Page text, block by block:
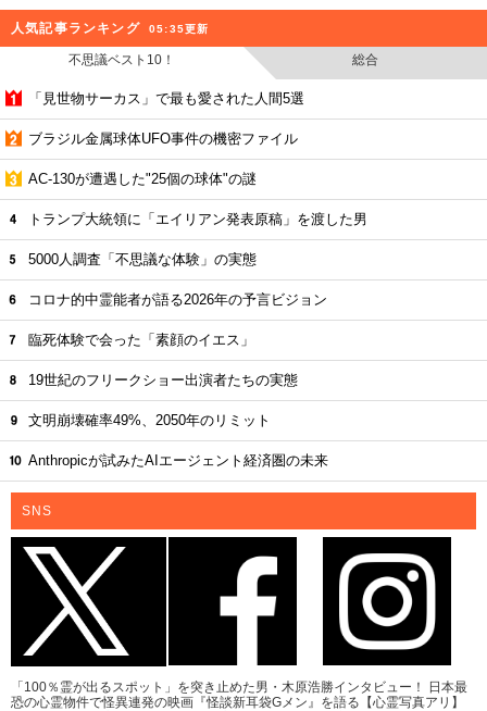
人気記事ランキング 05:35更新
不思議ベスト10！ 総合
「見世物サーカス」で最も愛された人間5選
ブラジル金属球体UFO事件の機密ファイル
AC-130が遭遇した"25個の球体"の謎
トランプ大統領に「エイリアン発表原稿」を渡した男
5000人調査「不思議な体験」の実態
コロナ的中霊能者が語る2026年の予言ビジョン
臨死体験で会った「素顔のイエス」
19世紀のフリークショー出演者たちの実態
文明崩壊確率49%、2050年のリミット
Anthropicが試みたAIエージェント経済圏の未来
SNS
「100％霊が出るスポット」を突き止めた男・木原浩勝インタビュー！ 日本最
恐の心霊物件で怪異連発の映画『怪談新耳袋Gメン』を語る【心霊写真アリ】